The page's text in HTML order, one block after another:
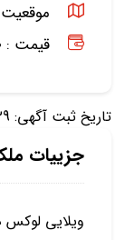
قیمت : 1,500,000,000 تومان /
تاریخ ثبت آگهی: 1404/11/29
جزییات
ویلایی لوکس